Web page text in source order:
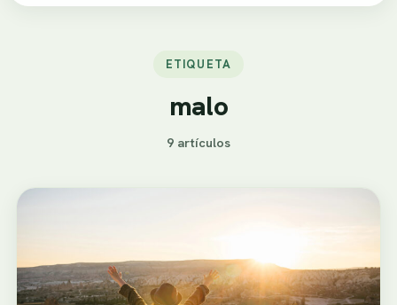
ETIQUETA
malo
9 artículos